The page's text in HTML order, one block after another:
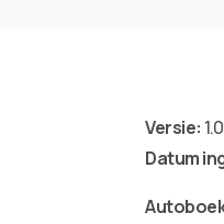
Versie: 1.0
Datum